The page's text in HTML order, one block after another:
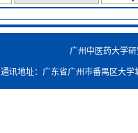
广州中医药大学
通讯地址：广东省广州市番禺区大